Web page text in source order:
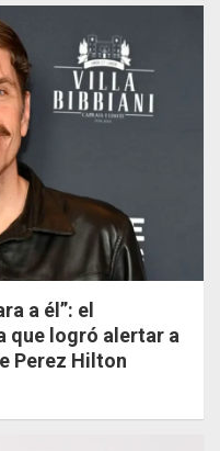
a él”: el
que logró alertar a
Perez Hilton